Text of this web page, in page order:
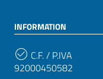
INFORMATION
C.F. / P.IVA
92000450582